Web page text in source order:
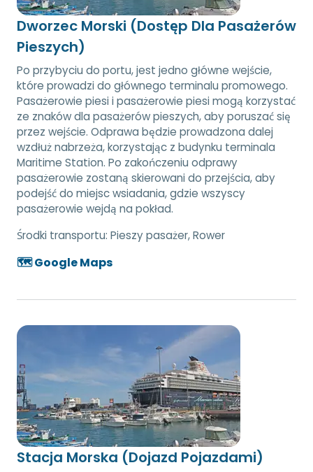
Dworzec Morski (Dostęp Dla Pasażerów
Pieszych)
Po przybyciu do portu, jest jedno główne wejście,
które prowadzi do głównego terminalu promowego.
Pasażerowie piesi i pasażerowie piesi mogą korzystać
ze znaków dla pasażerów pieszych, aby poruszać się
przez wejście. Odprawa będzie prowadzona dalej
wzdłuż nabrzeża, korzystając z budynku terminala
Maritime Station. Po zakończeniu odprawy
pasażerowie zostaną skierowani do przejścia, aby
podejść do miejsc wsiadania, gdzie wszyscy
pasażerowie wejdą na pokład.
Środki transportu: Pieszy pasażer, Rower
🗺️ Google Maps
Stacja Morska (Dojazd Pojazdami)